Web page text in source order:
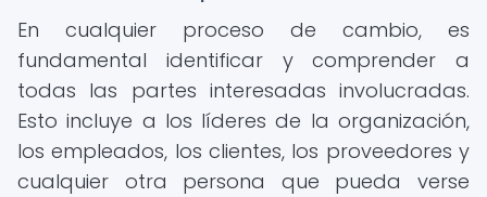
En cualquier proceso de cambio, es
fundamental identificar y comprender a
todas las partes interesadas involucradas.
Esto incluye a los líderes de la organización,
los empleados, los clientes, los proveedores y
cualquier otra persona que pueda verse